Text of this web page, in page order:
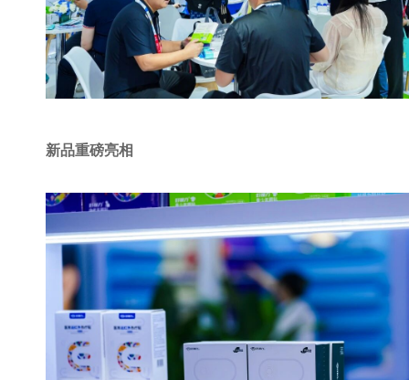
新品重磅亮相